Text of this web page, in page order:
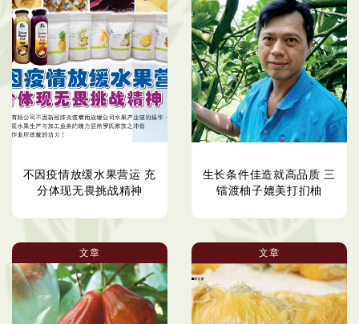
不因疫情放缓水果营运 充
分体现无畏挑战精神
生长条件佳造就高品质 三
镭渡柚子媲美打扪柚
文章 文章